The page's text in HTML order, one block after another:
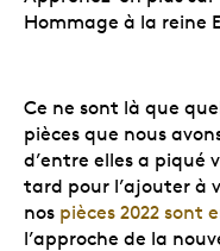
Hommage à la reine
Ce ne sont là que
pièces que nous
d’entre elles a piqué
tard pour l’ajouter à
nos pièces 2022 sont
l’approche de la